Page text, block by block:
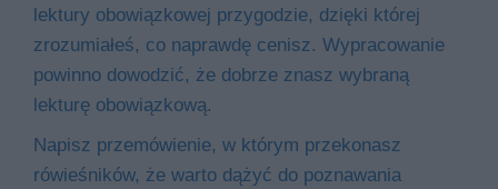
lektury obowiązkowej przygodzie, dzięki której
zrozumiałeś, co naprawdę cenisz. Wypracowanie
powinno dowodzić, że dobrze znasz wybraną
lekturę obowiązkową.
Napisz przemówienie, w którym przekonasz
rówieśników, że warto dążyć do poznawania